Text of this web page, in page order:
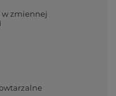
w zmiennej